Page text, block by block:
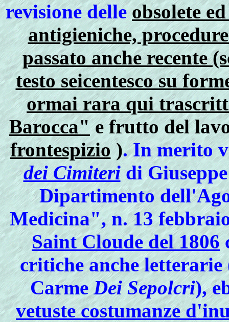
revisione delleobsolete
antigieniche,
passato anche recente
testo seicentesco su
ormai rara qui
Barocca"e frutto del
frontespizio). In merito
dei Cimiteridi
Dipartimento
Medicina", n. 13
Saint Cloude del 1806
critiche anche letterarie
CarmeDei Sepolcri),
vetuste costumanze